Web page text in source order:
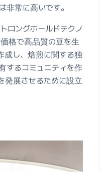
非常に高いです。
ロングホールドテクノ
価格で高品質の豆を生
成し、焙煎に関する独
するコミュニティを作
発展させるために設立